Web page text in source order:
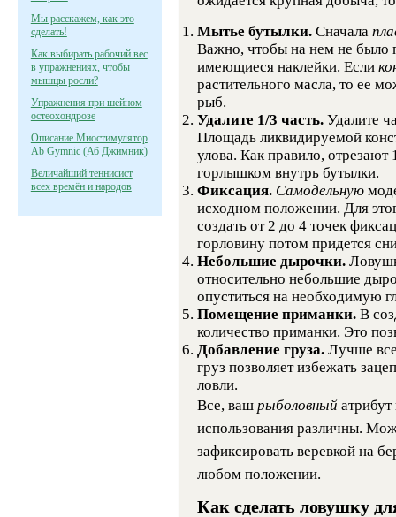
Мы расскажем, как это
сделать!
Как выбирать рабочий вес
в упражнениях, чтобы
мышцы росли?
Упражнения при шейном
остеохондрозе
Описание Миостимулятор
Ab Gymnic (Аб Джимник)
Величайший теннисист
всех времён и народов
Мытье бутылки. Сначала
Важно, чтобы на нем не было
имеющиеся наклейки. Если
растительного масла, то ее
рыб.
Удалите 1/3 часть. Удалите
Площадь ликвидируемой
улова. Как правило, отрезают
горлышком внутрь бутылки.
Фиксация. Самодельную
исходном положении. Для
создать от 2 до 4 точек
горловину потом придется
Небольшие дырочки.
относительно небольшие
опуститься на необходимую
Помещение приманки. В
количество приманки. Это
Добавление груза. Лучше
груз позволяет избежать
ловли.
Все, ваш рыболовный
использования различны.
зафиксировать веревкой на
любом положении.
Как сделать ловушку